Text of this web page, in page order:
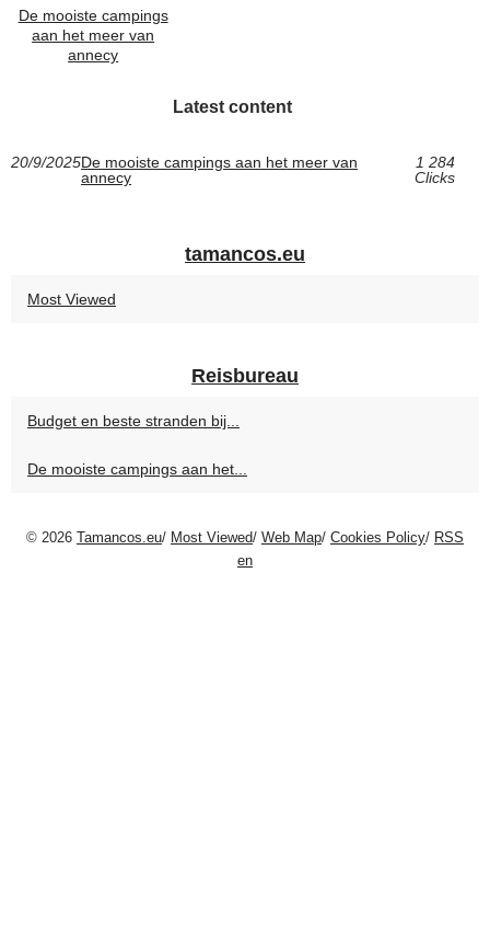
De mooiste campings
aan het meer van
annecy
Latest content
20/9/2025De mooiste campings aan het meer van
annecy
1 284
Clicks
tamancos.eu
Most Viewed
Reisbureau
Budget en beste stranden bij...
De mooiste campings aan het...
© 2026 Tamancos.eu/ Most Viewed/ Web Map/ Cookies Policy/ RSS
en